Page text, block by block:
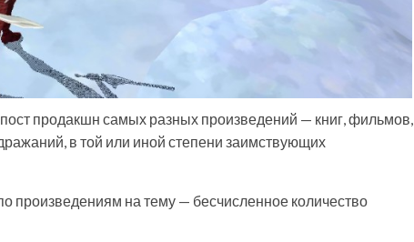
продакшн самых разных произведений — книг, фильмов,
в той или иной степени заимствующих
произведениям на тему — бесчисленное количество